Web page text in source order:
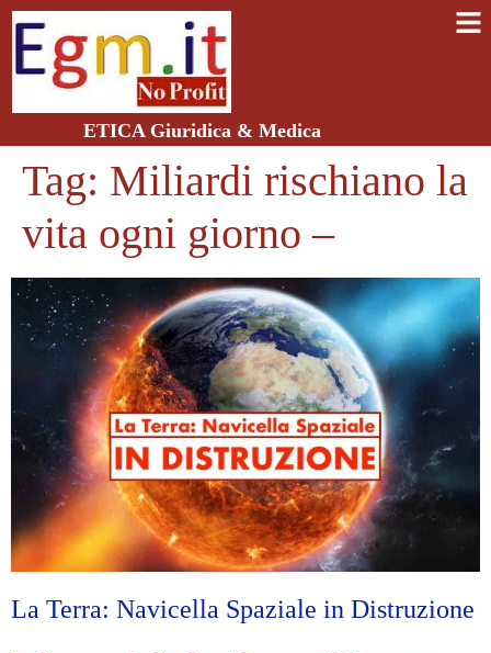
ETICA Giuridica & Medica
Tag: Miliardi rischiano la
vita ogni giorno –
La Terra: Navicella Spaziale in Distruzione